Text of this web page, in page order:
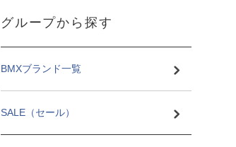
グループから探す
BMXブランド一覧
SALE（セール）